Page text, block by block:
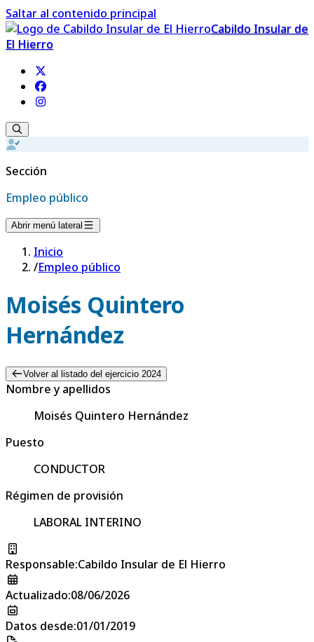
Saltar al contenido principal
Cabildo Insular de
El Hierro
Sección
Empleo público
Abrir menú lateral
Inicio
/Empleo público
Moisés Quintero
Hernández
Volver al listado del ejercicio 2024
Nombre y apellidos
Moisés Quintero Hernández
Puesto
CONDUCTOR
Régimen de provisión
LABORAL INTERINO
Responsable:Cabildo Insular de El Hierro
Actualizado:08/06/2026
Datos desde:01/01/2019